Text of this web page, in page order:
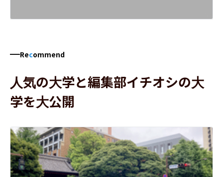
Recommend
人気の大学と編集部イチオシの大
学を大公開